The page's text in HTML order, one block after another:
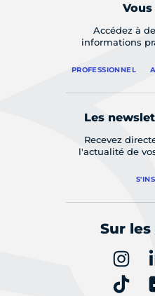
Vous
Accédez à
informations
PROFESSIONNEL
Les
Recevez
l'actualité de
Sur